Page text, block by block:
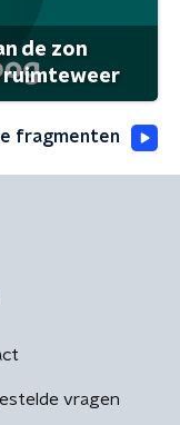
de zon
ruimteweer
fragmenten
vragen